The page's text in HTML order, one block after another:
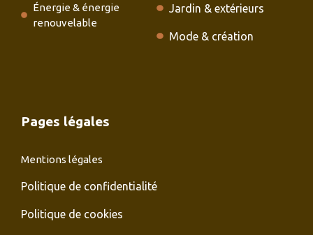
Énergie & énergie
renouvelable
Jardin & extérieurs
Mode & création
Pages légales
Mentions légales
Politique de confidentialité
Politique de cookies